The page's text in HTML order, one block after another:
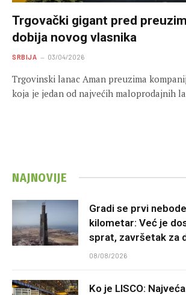
Trgovački gigant pred
dobija novog vlasnika
SRBIJA 03/04/2026
Trgovinski lanac Aman preuzima
koja je jedan od najvećih maloprodajnih
NAJNOVIJE
Gradi se prvi
kilometar: Već je
sprat, završetak za
08/08/2026
Ko je LISCO: